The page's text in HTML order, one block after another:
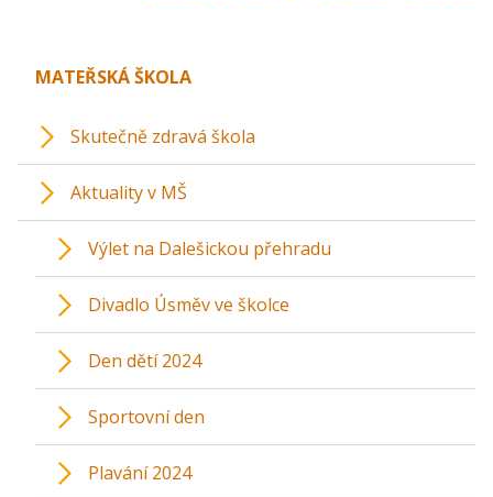
MATEŘSKÁ ŠKOLA
Skutečně zdravá škola
Aktuality v MŠ
Výlet na Dalešickou přehradu
Divadlo Úsměv ve školce
Den dětí 2024
Sportovní den
Plavání 2024